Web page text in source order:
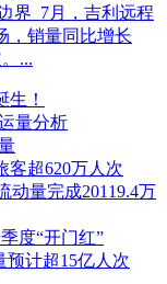
界 7月，吉利远程
，销量同比增长
...
生！
量分析
客超620万人次
动量完成20119.4万
度“开门红”
预计超15亿人次